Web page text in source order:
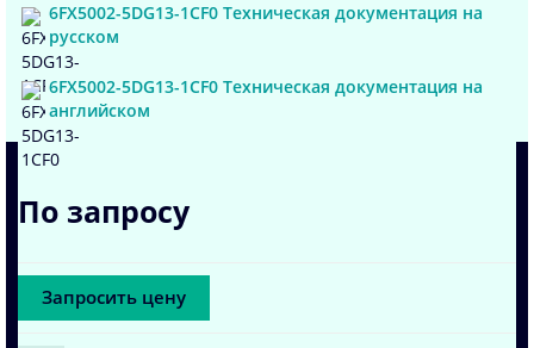
6FX5002-5DG13-1CF0 Техническая документация на
русском
6FX5002-5DG13-1CF0 Техническая документация на
английском
По запросу
Запросить цену